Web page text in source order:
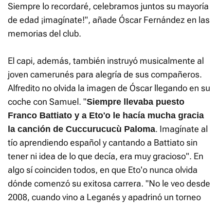
Siempre lo recordaré, celebramos juntos su mayoría
de edad ¡imagínate!", añade Óscar Fernández en las
memorias del club.
El capi, además, también instruyó musicalmente al
joven camerunés para alegría de sus compañeros.
Alfredito no olvida la imagen de Óscar llegando en su
coche con Samuel. "Siempre llevaba puesto
Franco Battiato y a Eto'o le hacía mucha gracia
la canción de Cuccurucucù Paloma. Imagínate al
tío aprendiendo español y cantando a Battiato sin
tener ni idea de lo que decía, era muy gracioso". En
algo sí coinciden todos, en que Eto'o nunca olvida
dónde comenzó su exitosa carrera. "No le veo desde
2008, cuando vino a Leganés y apadrinó un torneo